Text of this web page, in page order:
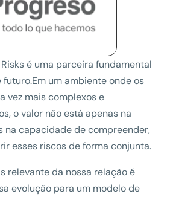
é uma parceira fundamental
futuro.Em um ambiente onde os
vez mais complexos e
o valor não está apenas na
na capacidade de compreender,
esses riscos de forma conjunta.
relevante da nossa relação é
evolução para um modelo de